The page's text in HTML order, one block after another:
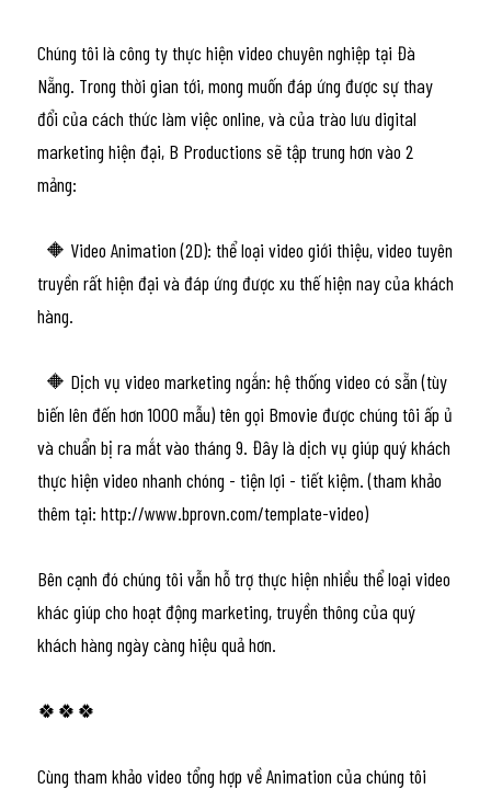
Chúng tôi là công ty thực hiện video chuyên nghiệp tại Đà
Nẵng. Trong thời gian tới, mong muốn đáp ứng được sự thay
đổi của cách thức làm việc online, và của trào lưu digital
marketing hiện đại, B Productions sẽ tập trung hơn vào 2
mảng:
truyền rất hiện đại và đáp ứng được xu thế hiện nay của khách
hàng.
biến lên đến hơn 1000 mẫu) tên gọi Bmovie được chúng tôi ấp ủ
và chuẩn bị ra mắt vào tháng 9. Đây là dịch vụ giúp quý khách
thực hiện video nhanh chóng - tiện lợi - tiết kiệm. (tham khảo
thêm tại: http://www.bprovn.com/template-video)
Bên cạnh đó chúng tôi vẫn hỗ trợ thực hiện nhiều thể loại video
khác giúp cho hoạt động marketing, truyền thông của quý
khách hàng ngày càng hiệu quả hơn.
🍀🍀🍀
Cùng tham khảo video tổng hợp về Animation của chúng tôi